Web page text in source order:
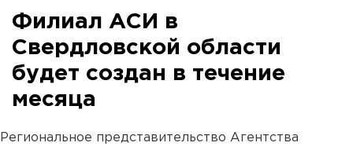
Филиал АСИ в
Свердловской области
будет создан в течение
месяца
Региональное представительство Агентства